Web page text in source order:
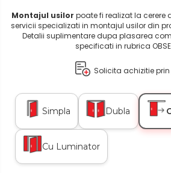
Montajul usilor poate fi realizat la cerere
servicii specializati in montajul usilor din
Detalii suplimentare dupa plasarea
specificati in rubrica
Solicita achizitie prin
Simpla Dubla
Cu Luminator